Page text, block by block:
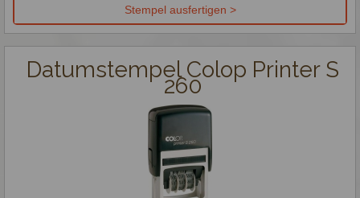
Datumstempel Colop Printer S
260